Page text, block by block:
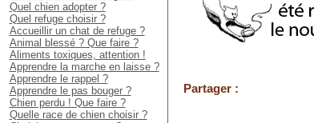
Quel chien adopter ?
Quel refuge choisir ?
Accueillir un chat de refuge ?
Animal blessé ? Que faire ?
Aliments toxiques, attention !
Apprendre la marche en laisse ?
Apprendre le rappel ?
Apprendre le pas bouger ?
Chien perdu ! Que faire ?
Quelle race de chien choisir ?
Partager :